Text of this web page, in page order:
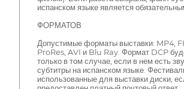
испанском языке является
ФОРМАТОВ
Допустимые форматы выставки: MP4,
ProRes, AVI и Blu Ray. Формат DCP
только в том случае, если в нем есть
субтитры на испанском языке.
использованные для выставки диски,